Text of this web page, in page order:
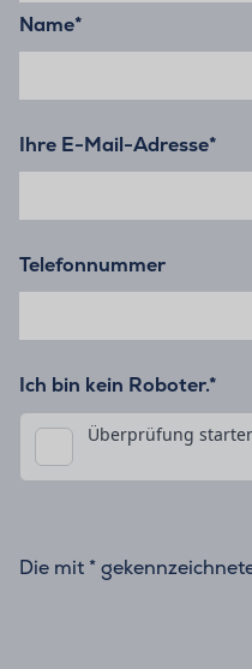
Name*
Ihre E-Mail-Adresse*
Telefonnummer
Ich bin kein Roboter.*
Die mit *